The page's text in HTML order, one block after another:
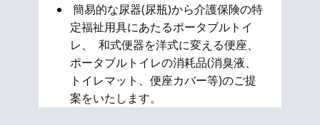
簡易的な尿器(尿瓶)から介護保険の特
定福祉用具にあたるポータブルトイ
レ、 和式便器を洋式に変える便座、​
ポータブルトイレの消耗品(消臭液、
トイレマット、便座カバー等)のご提
案をいたします。